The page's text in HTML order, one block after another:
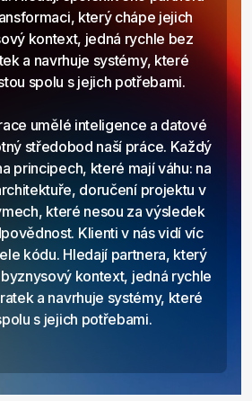
který chápe jejich
kontext, jedná rychle bez
a navrhuje systémy, které
spolu s jejich potřebami.
umělé inteligence a datové
středobod naší práce. Každý
principech, které mají váhu: na
doručení projektu v
které nesou za výsledek
Klienti v nás vidí víc
kódu. Hledají partnera, který
kontext, jedná rychle
a navrhuje systémy, které
s jejich potřebami.